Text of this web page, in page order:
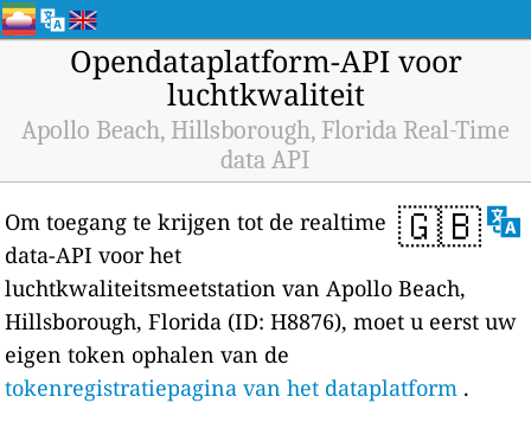
Opendataplatform-API voor
luchtkwaliteit
Apollo Beach, Hillsborough, Florida Real-Time
data API
🇬🇧
Om toegang te krijgen tot de realtime
data-API voor het
luchtkwaliteitsmeetstation van Apollo Beach,
Hillsborough, Florida (ID: H8876), moet u eerst uw
eigen token ophalen van de
tokenregistratiepagina van het dataplatform .